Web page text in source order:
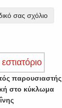
σας σχόλιο
παρουσιαστής
στο κύκλωμα